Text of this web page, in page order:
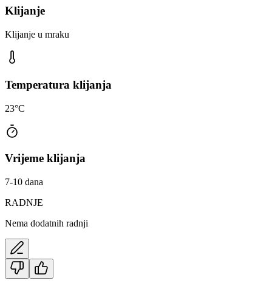
Klijanje
Klijanje u mraku
Temperatura klijanja
23°C
Vrijeme klijanja
7-10 dana
RADNJE
Nema dodatnih radnji